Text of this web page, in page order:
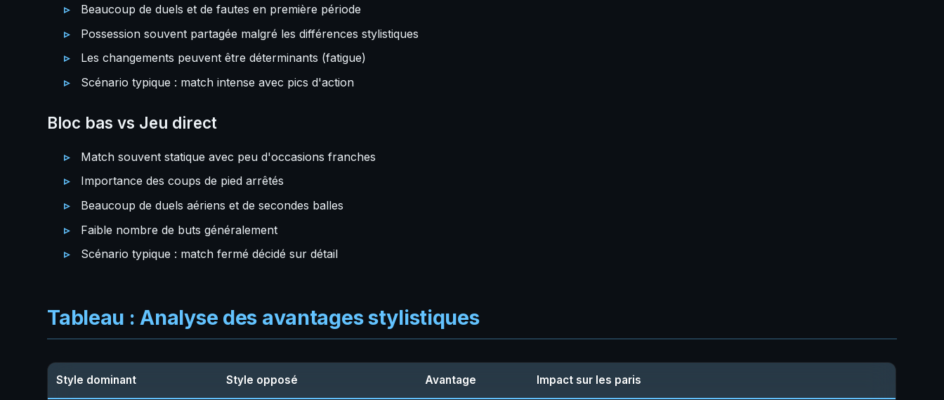
Beaucoup de duels et de fautes en première période
Possession souvent partagée malgré les différences stylistiques
Les changements peuvent être déterminants (fatigue)
Scénario typique : match intense avec pics d'action
Bloc bas vs Jeu direct
Match souvent statique avec peu d'occasions franches
Importance des coups de pied arrêtés
Beaucoup de duels aériens et de secondes balles
Faible nombre de buts généralement
Scénario typique : match fermé décidé sur détail
Tableau : Analyse des avantages stylistiques
Style dominant Style opposé Avantage Impact sur les paris